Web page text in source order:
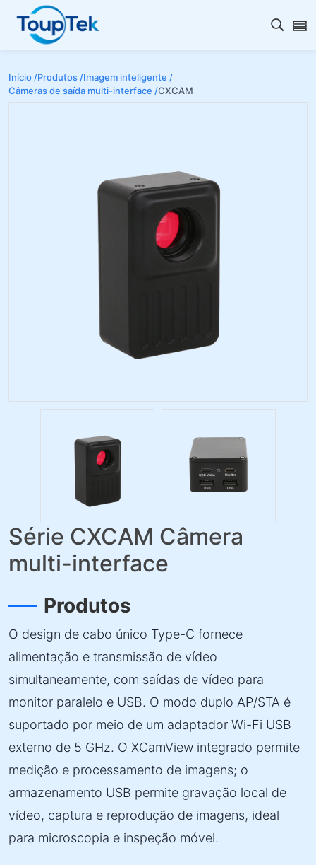
Abrir
Início /Produtos /Imagem inteligente /
Câmeras de saída multi-interface /CXCAM
Série CXCAM Câmera
multi-interface
Produtos
O design de cabo único Type-C fornece
alimentação e transmissão de vídeo
simultaneamente, com saídas de vídeo para
monitor paralelo e USB. O modo duplo AP/STA é
suportado por meio de um adaptador Wi-Fi USB
externo de 5 GHz. O XCamView integrado permite
medição e processamento de imagens; o
armazenamento USB permite gravação local de
vídeo, captura e reprodução de imagens, ideal
para microscopia e inspeção móvel.